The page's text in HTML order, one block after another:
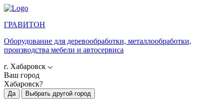
ГРАВИТОН
Оборудование для деревообработки, металлообработки,
производства мебели и автосервиса
г. Хабаровск
Ваш город
Хабаровск?
Да Выбрать другой город